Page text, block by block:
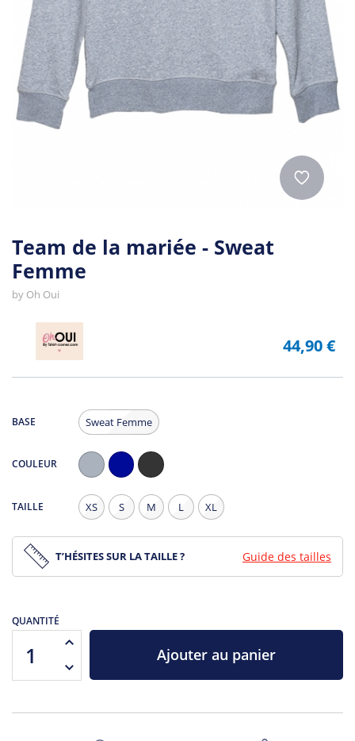
Team de la mariée - Sweat
Femme
by Oh Oui
44,90 €
BASE Sweat Femme
COULEUR
Chiné
Chiné
TAILLE XS S M L XL
T’HÉSITES SUR LA TAILLE ? Guide des tailles
QUANTITÉ
Ajouter au panier